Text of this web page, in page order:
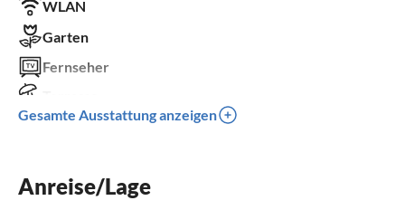
WLAN
Garten
Fernseher
Spülmaschine
Parkplatz
Gesamte Ausstattung anzeigen
Anreise/Lage